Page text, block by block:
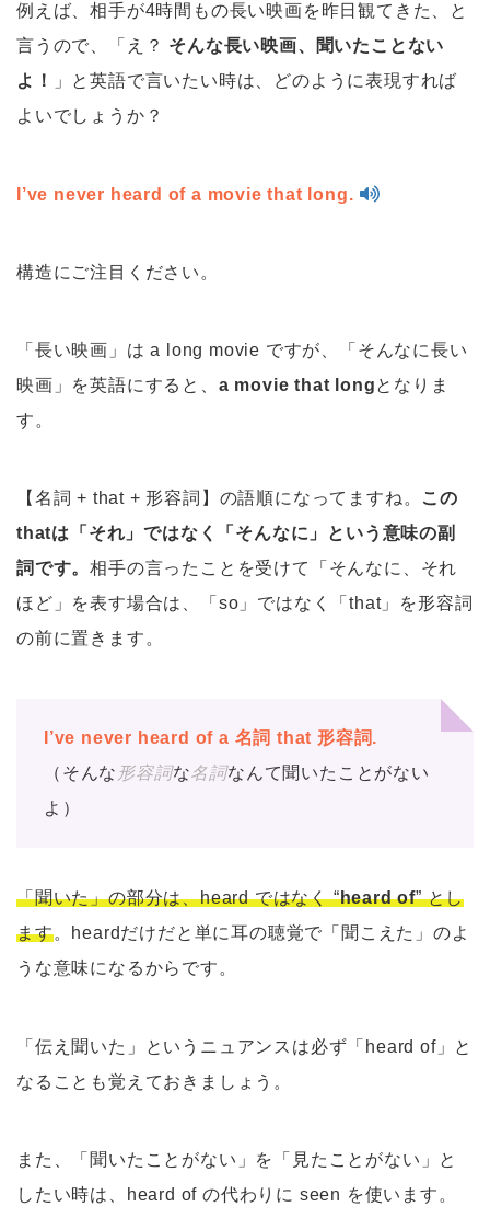
例えば、相手が4時間もの長い映画を昨日観てきた、と
言うので、「え？ そんな長い映画、聞いたことない
よ！
」と英語で言いたい時は、どのように表現すれば
よいでしょうか？
I’ve never heard of a movie that long.
構造にご注目ください。
「長い映画」は a long movie ですが、「そんなに長い
映画」を英語にすると、 a movie that longとなりま
す。
【名詞 + that + 形容詞】の語順になってますね。 この
thatは「それ」ではなく「そんなに」という意味の副
詞です。相手の言ったことを受けて「そんなに、それ
ほど」を表す場合は、「so」ではなく「that」を形容詞
の前に置きます。
I’ve never heard of a 名詞 that 形容詞.
（そんな 形容詞な名詞なんて聞いたことがない
よ）
「聞いた」の部分は、heard ではなく “heard of” とし
ます。heardだけだと単に耳の聴覚で「聞こえた」のよ
うな意味になるからです。
「伝え聞いた」というニュアンスは必ず「heard of」と
なることも覚えておきましょう。
また、「聞いたことがない」を「見たことがない」と
したい時は、heard of の代わりに seen を使います。